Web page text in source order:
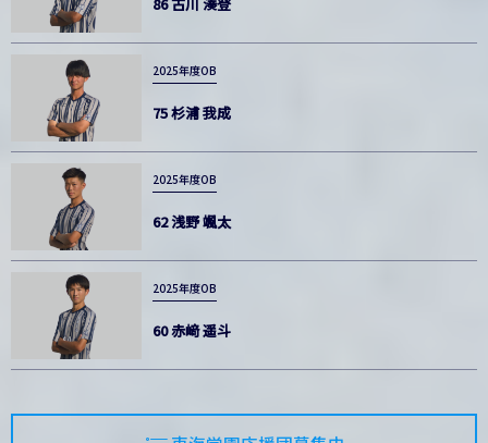
86 古川 湊登
2025年度OB
75 杉浦 我成
2025年度OB
62 浅野 颯太
2025年度OB
60 赤﨑 遥斗